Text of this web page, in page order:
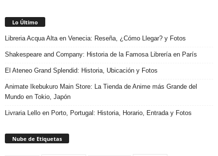
Lo Último
Libreria Acqua Alta en Venecia: Reseña, ¿Cómo Llegar? y Fotos
Shakespeare and Company: Historia de la Famosa Librería en París
El Ateneo Grand Splendid: Historia, Ubicación y Fotos
Animate Ikebukuro Main Store: La Tienda de Anime más Grande del
Mundo en Tokio, Japón
Livraria Lello en Porto, Portugal: Historia, Horario, Entrada y Fotos
Nube de Etiquetas